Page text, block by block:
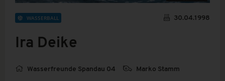
WASSERBALL 30.04.1998
Ira Deike
Wasserfreunde Spandau 04 Marko Stamm